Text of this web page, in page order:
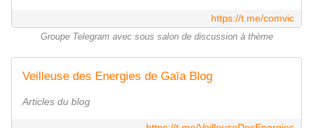
https://t.me/comvic
Groupe Telegram avec sous salon de discussion à thème
Veilleuse des Energies de Gaïa Blog
Articles du blog